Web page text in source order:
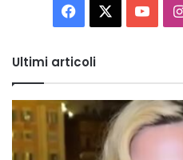
Facebook You
Ultimi articoli